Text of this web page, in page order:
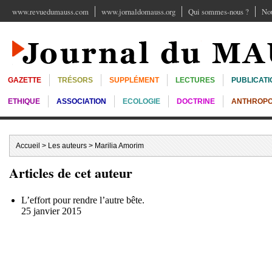
www.revuedumauss.com www.jornaldomauss.org Qui sommes-nous ?
GAZETTE TRÉSORS SUPPLÉMENT LECTURES
ETHIQUE ASSOCIATION ECOLOGIE DOCTRINE
Accueil > Les auteurs > Marilia Amorim
Articles de cet auteur
L’effort pour rendre l’autre bête.
25 janvier 2015